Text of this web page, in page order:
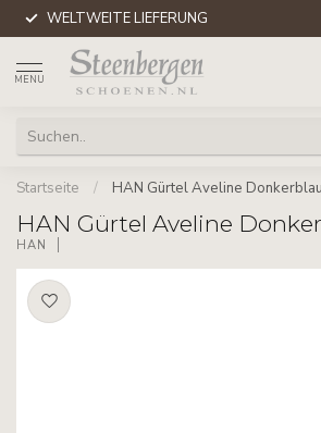
WELTWEITE LIEFERUNG
MENU
Startseite / HAN Gürtel Aveline
HAN Gürtel Aveline
HAN